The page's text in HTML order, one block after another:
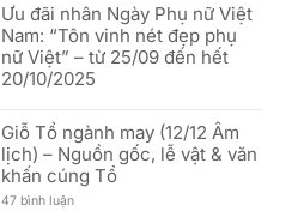
30/04/2026)
cập
nhật
địa
chỉ
văn
phòng
Cáo
Thị
Trường
In
Cờ
Vải:
Kỹ
Thuật
Và
Hiệu
Quả
Đầu
bình
luận
ở
In
vải
Hải
mắt
Zalo
Official
Account:
nâng
tầm
Ưu đãi nhân Ngày Phụ nữ Việt
Nam: “Tôn vinh nét đẹp phụ
nữ Việt” – từ 25/09 đến hết
20/10/2025
bình
luận
ở
Ưu
đãi
nhân
Giỗ Tổ ngành may (12/12 Âm
lịch) – Nguồn gốc, lễ vật & văn
khấn cúng Tổ
47 bình luậnở